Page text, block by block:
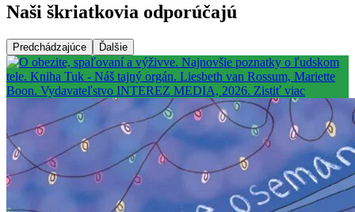
Naši škriatkovia odporúčajú
Predchádzajúce Ďalšie